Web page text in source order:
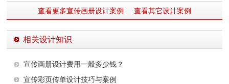
查看更多宣传画册设计案例
查看其它设计案例
相关设计知识
宣传画册设计费用一般多少钱？
宣传彩页传单设计技巧与案例